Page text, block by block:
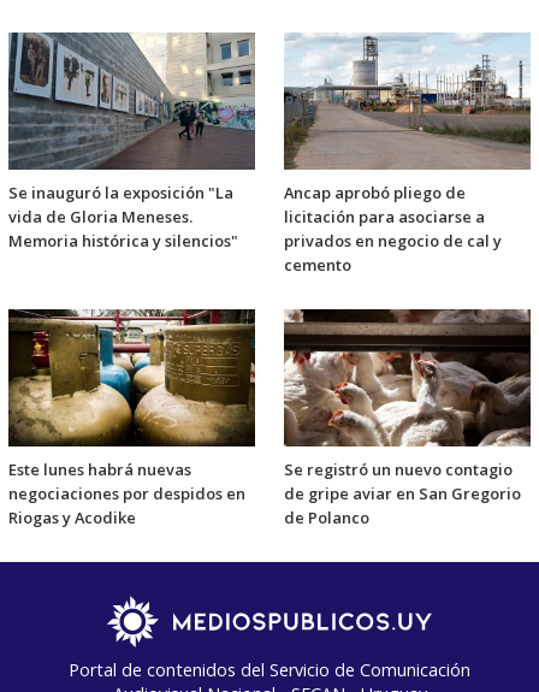
Se inauguró la exposición "La
vida de Gloria Meneses.
Memoria histórica y silencios"
Ancap aprobó pliego de
licitación para asociarse a
privados en negocio de cal y
cemento
Este lunes habrá nuevas
negociaciones por despidos en
Riogas y Acodike
Se registró un nuevo contagio
de gripe aviar en San Gregorio
de Polanco
Portal de contenidos del Servicio de Comunicación